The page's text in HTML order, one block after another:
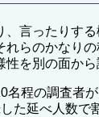
言ったりす
らのかなり
を別の面か
程の調査者
延べ人数